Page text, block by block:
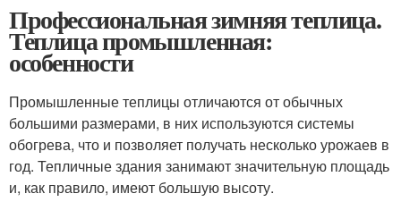
Профессиональная зимняя теплица.
Теплица промышленная:
особенности
Промышленные теплицы отличаются от обычных
большими размерами, в них используются системы
обогрева, что и позволяет получать несколько урожаев в
год. Тепличные здания занимают значительную площадь
и, как правило, имеют большую высоту.